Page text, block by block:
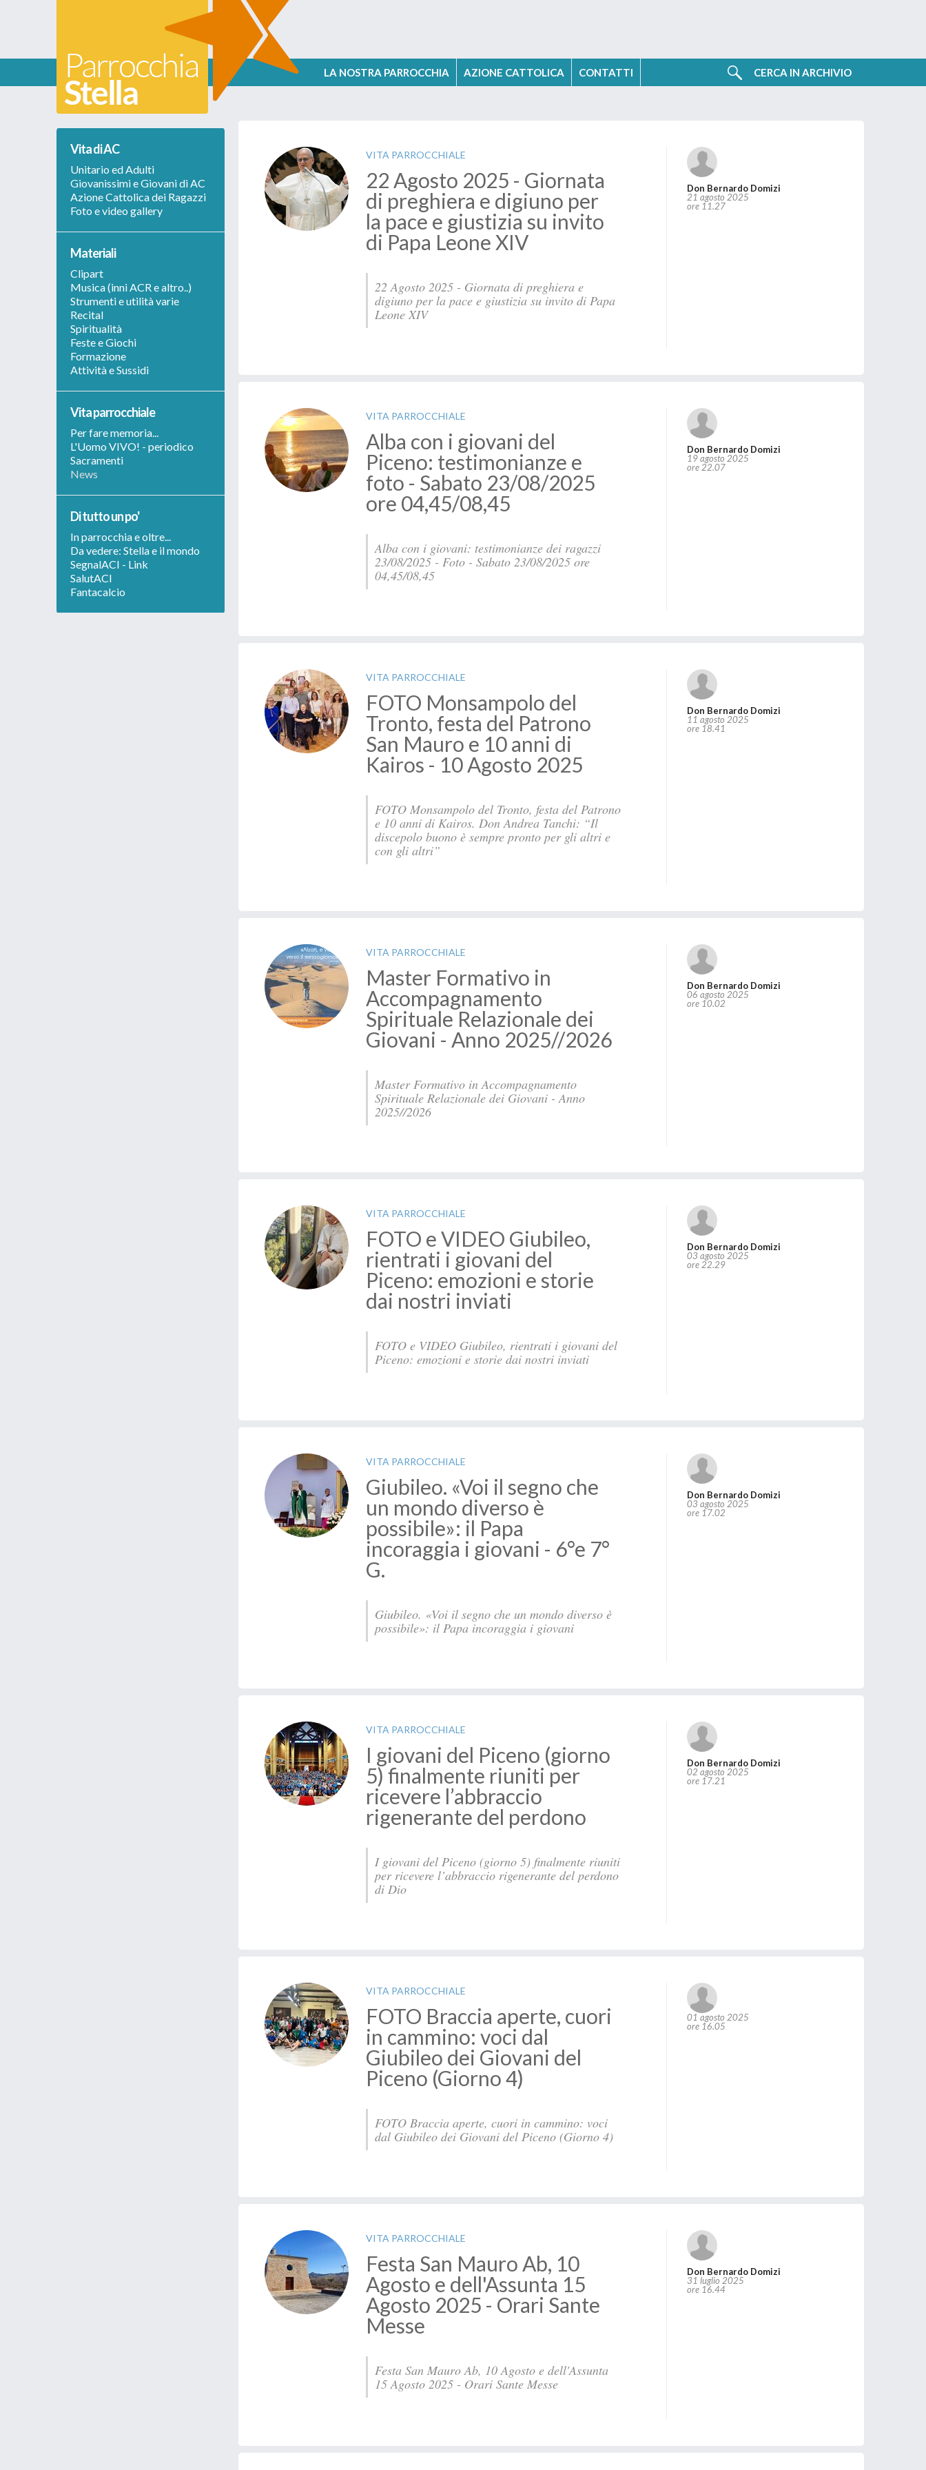
LA NOSTRA PARROCCHIA AZIONE CATTOLICA CONTATTI CERCA IN ARCHIVIO
PARROCO VICE PARROCO PARROCCHIA ORARI INIZIATIVE
Vita di AC
Unitario ed Adulti
Giovanissimi e Giovani di AC
Azione Cattolica dei Ragazzi
Foto e video gallery
Materiali
Clipart
Musica (inni ACR e altro..)
Strumenti e utilità varie
Recital
Spiritualità
Feste e Giochi
Formazione
Attività e Sussidi
Vita parrocchiale
Per fare memoria...
L'Uomo VIVO! - periodico
Sacramenti
News
Di tutto un po'
In parrocchia e oltre...
Da vedere: Stella e il mondo
SegnalACI - Link
SalutACI
Fantacalcio
VITA PARROCCHIALE
22 Agosto 2025 - Giornata
di preghiera e digiuno per
la pace e giustizia su invito
di Papa Leone XIV
22 Agosto 2025 - Giornata di preghiera e
digiuno per la pace e giustizia su invito di Papa
Leone XIV
Don Bernardo Domizi
21 agosto 2025
ore 11.27
VITA PARROCCHIALE
Alba con i giovani del
Piceno: testimonianze e
foto - Sabato 23/08/2025
ore 04,45/08,45
Alba con i giovani: testimonianze dei ragazzi
23/08/2025 - Foto - Sabato 23/08/2025 ore
04,45/08,45
Don Bernardo Domizi
19 agosto 2025
ore 22.07
VITA PARROCCHIALE
FOTO Monsampolo del
Tronto, festa del Patrono
San Mauro e 10 anni di
Kairos - 10 Agosto 2025
FOTO Monsampolo del Tronto, festa del Patrono
e 10 anni di Kairos. Don Andrea Tanchi: “Il
discepolo buono è sempre pronto per gli altri e
con gli altri”
Don Bernardo Domizi
11 agosto 2025
ore 18.41
VITA PARROCCHIALE
Master Formativo in
Accompagnamento
Spirituale Relazionale dei
Giovani - Anno 2025//2026
Master Formativo in Accompagnamento
Spirituale Relazionale dei Giovani - Anno
2025//2026
Don Bernardo Domizi
06 agosto 2025
ore 10.02
VITA PARROCCHIALE
FOTO e VIDEO Giubileo,
rientrati i giovani del
Piceno: emozioni e storie
dai nostri inviati
FOTO e VIDEO Giubileo, rientrati i giovani del
Piceno: emozioni e storie dai nostri inviati
Don Bernardo Domizi
03 agosto 2025
ore 22.29
VITA PARROCCHIALE
Giubileo. «Voi il segno che
un mondo diverso è
possibile»: il Papa
incoraggia i giovani - 6°e 7°
G.
Giubileo. «Voi il segno che un mondo diverso è
possibile»: il Papa incoraggia i giovani
Don Bernardo Domizi
03 agosto 2025
ore 17.02
VITA PARROCCHIALE
I giovani del Piceno (giorno
5) finalmente riuniti per
ricevere l’abbraccio
rigenerante del perdono
I giovani del Piceno (giorno 5) finalmente riuniti
per ricevere l’abbraccio rigenerante del perdono
di Dio
Don Bernardo Domizi
02 agosto 2025
ore 17.21
VITA PARROCCHIALE
FOTO Braccia aperte, cuori
in cammino: voci dal
Giubileo dei Giovani del
Piceno (Giorno 4)
FOTO Braccia aperte, cuori in cammino: voci
dal Giubileo dei Giovani del Piceno (Giorno 4)
01 agosto 2025
ore 16.05
VITA PARROCCHIALE
Festa San Mauro Ab, 10
Agosto e dell'Assunta 15
Agosto 2025 - Orari Sante
Messe
Festa San Mauro Ab, 10 Agosto e dell'Assunta
15 Agosto 2025 - Orari Sante Messe
Don Bernardo Domizi
31 luglio 2025
ore 16.44